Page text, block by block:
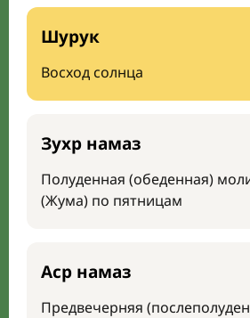
Шурук
Восход солнца
Зухр намаз
Полуденная (обеденная)
(Жума) по пятницам
Аср намаз
Предвечерняя